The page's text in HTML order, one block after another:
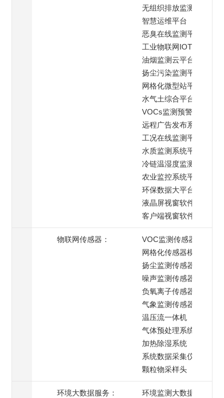
无组织排放监测平台
智慧运维平台
恶臭在线监测平台
工业物联网IOT云平台
油烟监测云平台
扬尘污染监测平台
网格化微型站平台
水气土综合平台
VOCs监测预警平台
远程广告发布系统
工况在线监测平台
水质监测系统平台
冷链温湿度监测平台
农业监控系统平台
环保数据大平台
液晶屏视窗软件
客户端视窗软件
物联网传感器：
VOC监测传感器
网格化传感器模组
扬尘监测传感器
噪声监测传感器
负氧离子传感器
气象监测传感器
温压流一体机
气体预处理系统
加热除湿系统
系统数据采集仪
颗粒物采样头
环境大数据服务：
环境监测大数据服务